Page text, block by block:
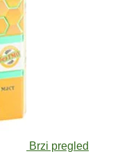
Brzi pregled